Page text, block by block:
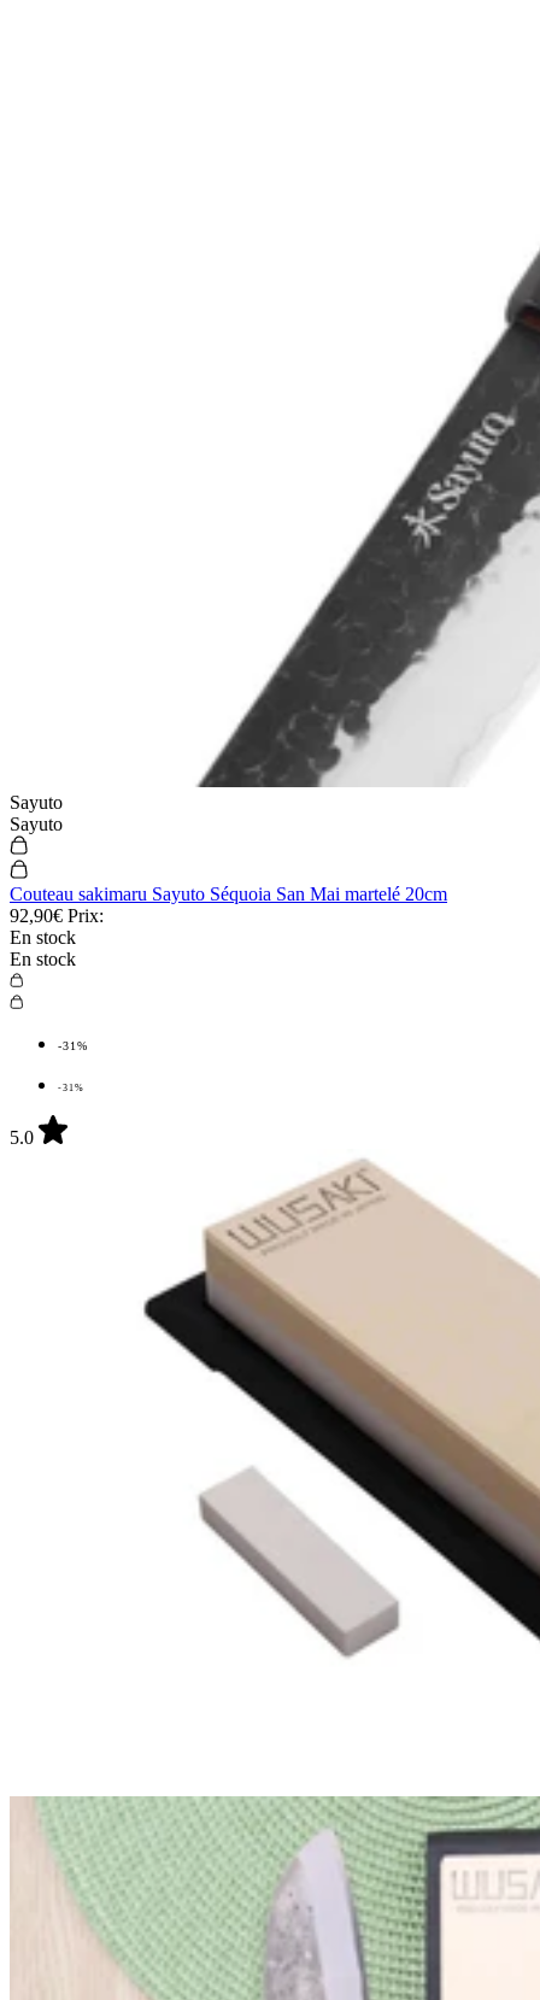
Sayuto
Sayuto
Couteau sakimaru Sayuto Séquoia San Mai martelé 20cm
92,90€ Prix:
En stock
En stock
-31%
-31%
5.0